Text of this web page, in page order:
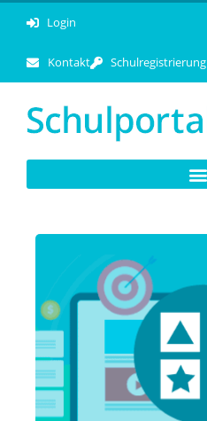
Login
Kontakt Schulregistrierung